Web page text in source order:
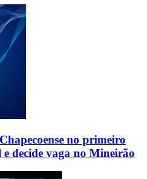
no primeiro
decide vaga no Mineirão